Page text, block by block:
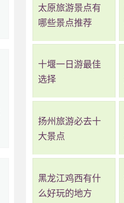
太原旅游景点有
哪些景点推荐
十堰一日游最佳
选择
扬州旅游必去十
大景点
黑龙江鸡西有什
么好玩的地方